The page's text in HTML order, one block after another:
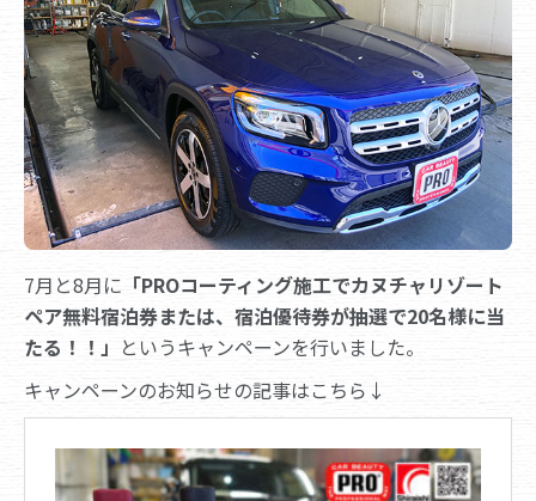
7月と8月に 「PROコーティング施工でカヌチャリゾート
ペア無料宿泊券または、宿泊優待券が抽選で20名様に当
たる！！」 というキャンペーンを行いました。
キャンペーンのお知らせの記事はこちら↓